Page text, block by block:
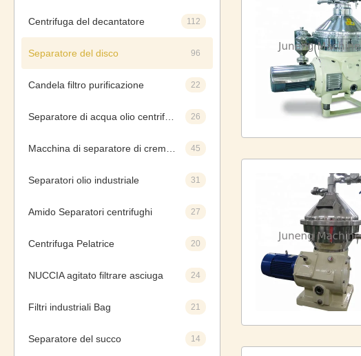
Centrifuga del decantatore 112
Separatore del disco 96
Candela filtro purificazione 22
26
45
Separatori olio industriale 31
Amido Separatori centrifughi 27
Centrifuga Pelatrice 20
NUCCIA agitato filtrare asciuga 24
Filtri industriali Bag 21
Separatore del succo 14